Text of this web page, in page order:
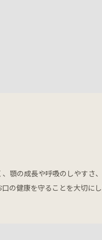
顎の成長や呼吸のしやす
の健康を守ることを大切にし